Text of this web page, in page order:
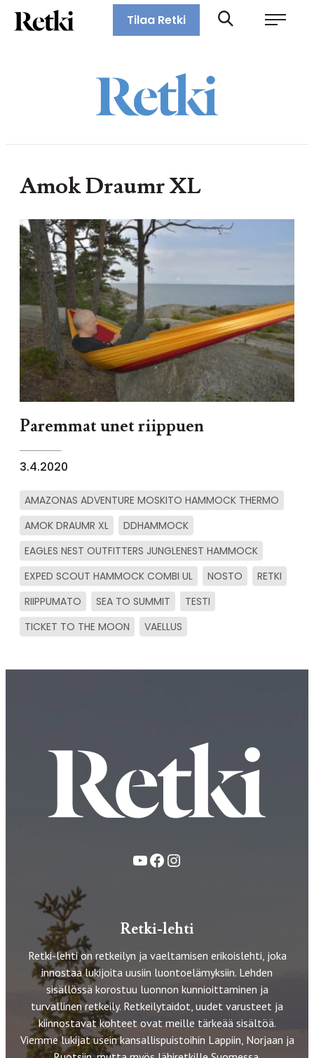
Siirry
suoraan
Retki-lehti
Tilaa Retki
Amok Draumr XL
Paremmat unet riippuen
3.4.2020
AMAZONAS ADVENTURE MOSKITO HAMMOCK THERMO
AMOK DRAUMR XL
DDHAMMOCK
EAGLES NEST OUTFITTERS JUNGLENEST HAMMOCK
EXPED SCOUT HAMMOCK COMBI UL
NOSTO
RETKI
RIIPPUMATO
SEA TO SUMMIT
TESTI
TICKET TO THE MOON
VAELLUS
YouTube
FacebookInstagram
Retki-lehti
Retki-lehti on retkeilyn ja vaeltamisen erikoislehti, joka
innostaa lukijoita uusiin luontoelämyksiin. Lehden
sisällössä korostuu luonnon kunnioittaminen ja
turvallinen retkeily. Retkeilytaidot, uudet varusteet ja
kiinnostavat kohteet ovat meille tärkeää sisältöä.
Viemme lukijat usein kansallispuistoihin Lappiin, Norjaan ja